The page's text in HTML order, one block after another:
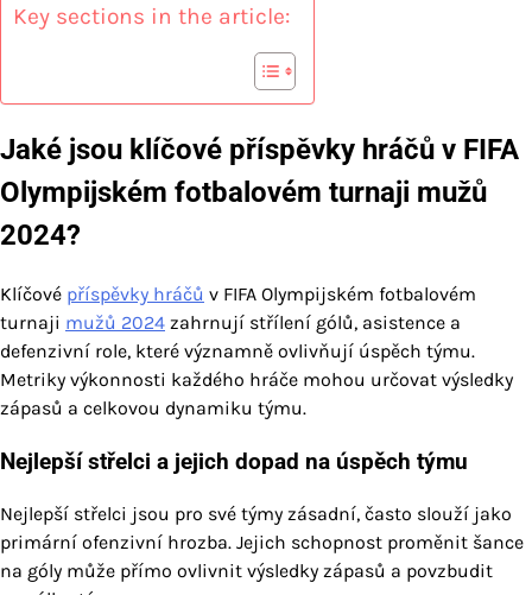
Key sections in the article:
Jaké jsou klíčové příspěvky hráčů v FIFA
Olympijském fotbalovém turnaji mužů
2024?
Klíčové příspěvky hráčů v FIFA Olympijském fotbalovém
turnaji mužů 2024 zahrnují střílení gólů, asistence a
defenzivní role, které významně ovlivňují úspěch týmu.
Metriky výkonnosti každého hráče mohou určovat výsledky
zápasů a celkovou dynamiku týmu.
Nejlepší střelci a jejich dopad na úspěch týmu
Nejlepší střelci jsou pro své týmy zásadní, často slouží jako
primární ofenzivní hrozba. Jejich schopnost proměnit šance
na góly může přímo ovlivnit výsledky zápasů a povzbudit